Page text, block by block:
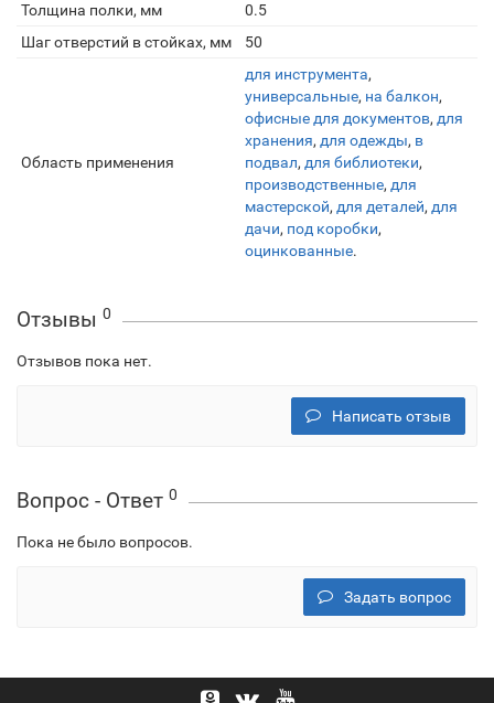
Толщина полки, мм
0.5
Шаг отверстий в стойках, мм
50
Область применения
для инструмента,
универсальные, на балкон,
офисные для документов, для
хранения, для одежды, в
подвал, для библиотеки,
производственные, для
мастерской, для деталей, для
дачи, под коробки,
оцинкованные.
Отзывы 0
Отзывов пока нет.
Написать отзыв
Вопрос - Ответ 0
Пока не было вопросов.
Задать вопрос